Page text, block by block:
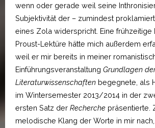
wenn oder gerade weil seine
Subjektivität der – zumindest
eines Zola widerspricht. Eine frühzeitige
Proust-Lektüre hätte mich außerdem
weil er mir bereits in meiner
Einführungsveranstaltung Grundlagen
Literaturwissenschaften begegnete, als
im Wintersemester 2013/2014 in der
ersten Satz der Recherche präsentierte.
melodische Klang der Worte in mir